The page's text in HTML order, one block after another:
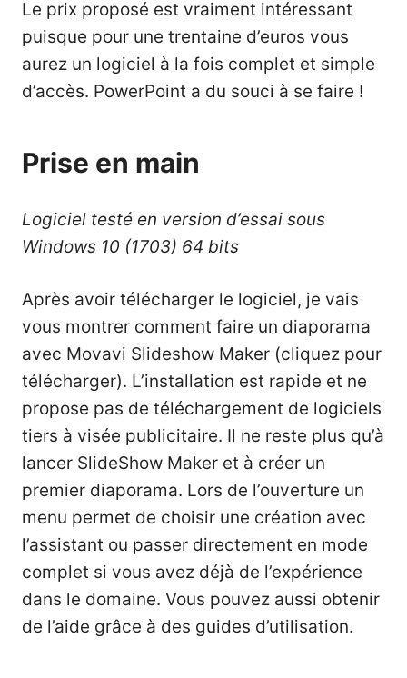
Le prix proposé est vraiment intéressant
puisque pour une trentaine d’euros vous
aurez un logiciel à la fois complet et simple
d’accès. PowerPoint a du souci à se faire !
Prise en main
Logiciel testé en version d’essai sous
Windows 10 (1703) 64 bits
Après avoir télécharger le logiciel, je vais
vous montrer comment faire un diaporama
avec Movavi Slideshow Maker (cliquez pour
télécharger). L’installation est rapide et ne
propose pas de téléchargement de logiciels
tiers à visée publicitaire. Il ne reste plus qu’à
lancer SlideShow Maker et à créer un
premier diaporama. Lors de l’ouverture un
menu permet de choisir une création avec
l’assistant ou passer directement en mode
complet si vous avez déjà de l’expérience
dans le domaine. Vous pouvez aussi obtenir
de l’aide grâce à des guides d’utilisation.